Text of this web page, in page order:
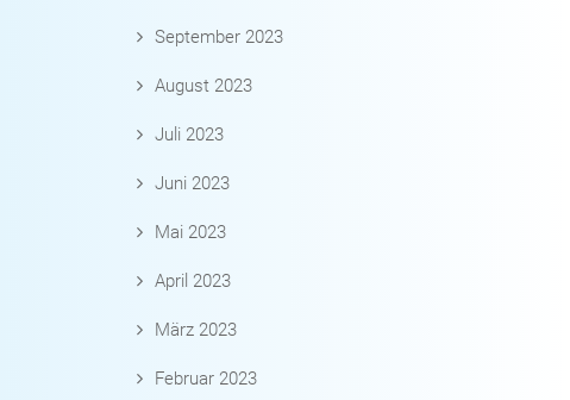
September 2023
August 2023
Juli 2023
Juni 2023
Mai 2023
April 2023
März 2023
Februar 2023